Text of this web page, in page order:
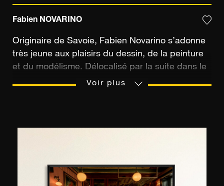
Fabien NOVARINO
Originaire de Savoie, Fabien Novarino s’adonne
très jeune aux plaisirs du dessin, de la peinture
et du modélisme. Délocalisé par la suite dans le
sud de la France, il sera fortement influencé par
son champ d’exploration en portant son
attention sur des lieux aux contrastes marqués,
Voir plus